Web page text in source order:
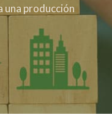
una producción